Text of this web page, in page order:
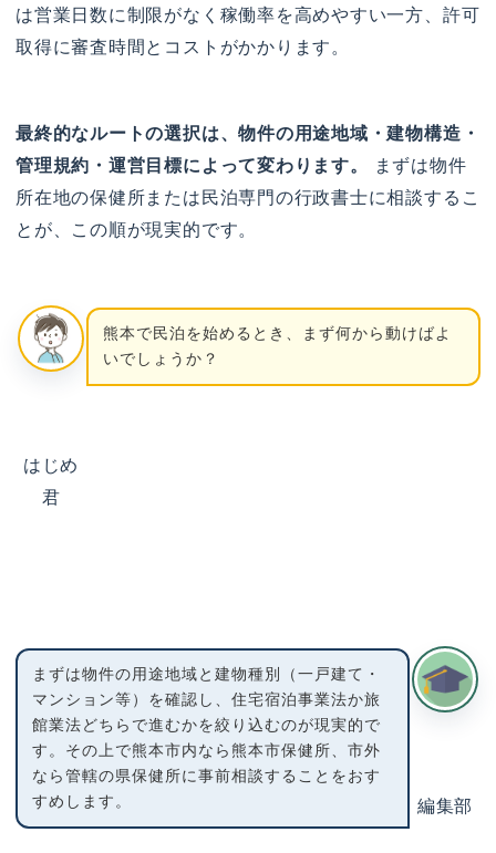
は営業日数に制限がなく稼働率を高めやすい一方、許可
取得に審査時間とコストがかかります。
最終的なルートの選択は、物件の用途地域・建物構造・
管理規約・運営目標によって変わります。
まずは物件
所在地の保健所または民泊専門の行政書士に相談するこ
とが、この順が現実的です。
はじめ
君
熊本で民泊を始めるとき、まず何から動けばよ
いでしょうか？
編集部
まずは物件の用途地域と建物種別（一戸建て・
マンション等）を確認し、住宅宿泊事業法か旅
館業法どちらで進むかを絞り込むのが現実的で
す。その上で熊本市内なら熊本市保健所、市外
なら管轄の県保健所に事前相談することをおす
すめします。